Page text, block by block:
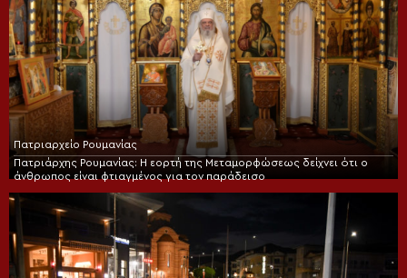
Πατριαρχείο Ρουμανίας
Πατριάρχης Ρουμανίας: Η εορτή της Μεταμορφώσεως δείχνει ότι ο
άνθρωπος είναι φτιαγμένος για τον παράδεισο